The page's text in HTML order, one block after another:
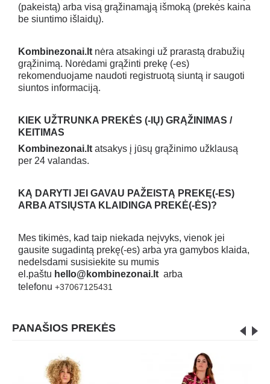
(pakeistą) arba visą grąžinamąją išmoką (prekės kaina
be siuntimo išlaidų).
Kombinezonai.lt nėra atsakingi už prarastą drabužių
grąžinimą. Norėdami grąžinti prekę (-es)
rekomenduojame naudoti registruotą siuntą ir saugoti
siuntos informaciją.
KIEK UŽTRUNKA PREKĖS (-IŲ) GRĄŽINIMAS /
KEITIMAS
Kombinezonai.lt atsakys į jūsų grąžinimo užklausą
per 24 valandas.
KĄ DARYTI JEI GAVAU PAŽEISTĄ PREKĘ(-ES)
ARBA ATSIŲSTA KLAIDINGA PREKĖ(-ĖS)?
Mes tikimės, kad taip niekada neįvyks, vienok jei
gausite sugadintą prekę(-es) arba yra gamybos klaida,
nedelsdami susisiekite su mumis
el.paštu hello@kombinezonai.lt arba
telefonu +37067125431
PANAŠIOS PREKĖS